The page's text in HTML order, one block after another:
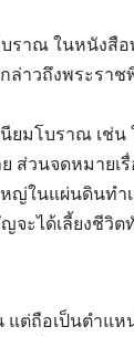
าณ ในหนังสือ
ล่าวถึงพระรา
ยมโบราณ เช่น
ส่วนจดหมายเ
ในแผ่นดินทำเ
จะได้เลี้ยงชีวิต
ต่ถือเป็นตำแห